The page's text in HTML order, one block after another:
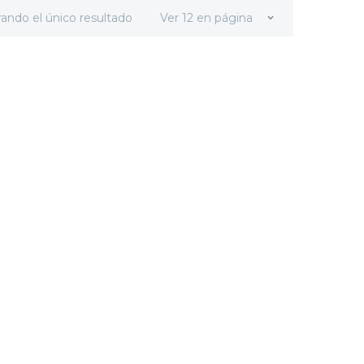
Ver 12 en página
el único resultado